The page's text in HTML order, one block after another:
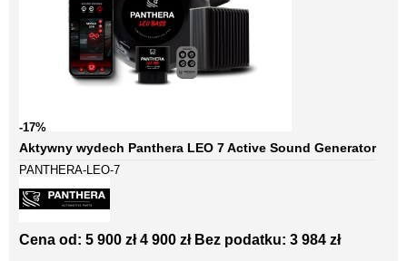
-17%
Aktywny wydech Panthera LEO 7 Active Sound Generator
PANTHERA-LEO-7
Cena od: 5 900 zł 4 900 zł Bez podatku: 3 984 zł